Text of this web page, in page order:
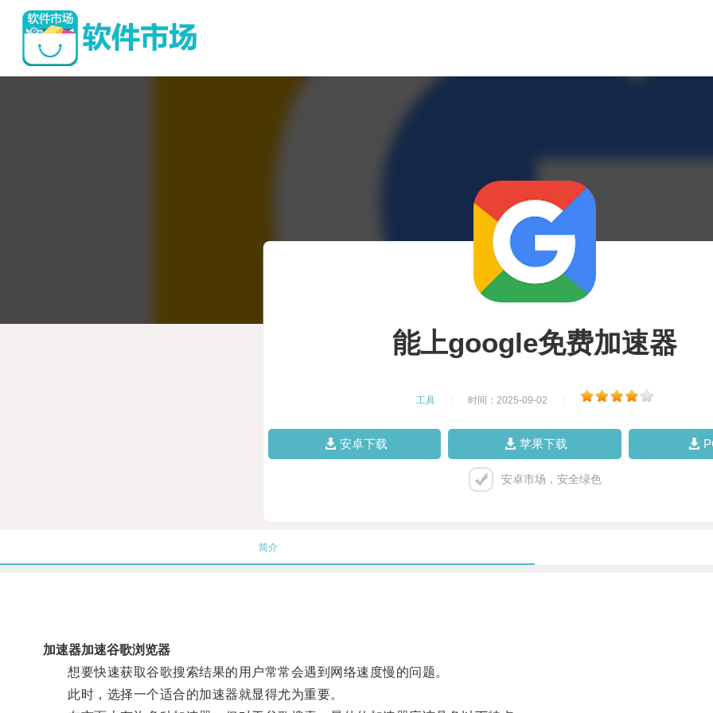
能上google免费加速器
工具 时间：2025-09-02
安卓下载 苹果下载
安卓市场，安全绿色
简介
加速器加速谷歌浏览器
想要快速获取谷歌搜索结果的用户常常会遇到网络速度慢的问题。
此时，选择一个适合的加速器就显得尤为重要。